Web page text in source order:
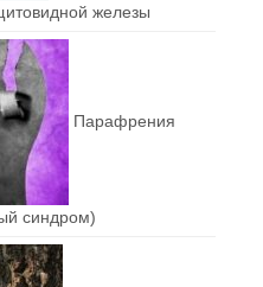
железы
Парафрения
синдром)